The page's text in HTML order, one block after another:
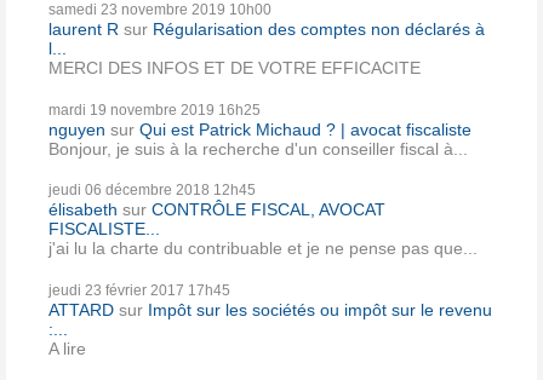
samedi 23 novembre 2019 10h00
laurent R sur Régularisation des comptes non déclarés à
l...
MERCI DES INFOS ET DE VOTRE EFFICACITE
mardi 19 novembre 2019 16h25
nguyen sur Qui est Patrick Michaud ? | avocat fiscaliste
Bonjour, je suis à la recherche d'un conseiller fiscal à...
jeudi 06 décembre 2018 12h45
élisabeth sur CONTRÔLE FISCAL, AVOCAT
FISCALISTE...
j'ai lu la charte du contribuable et je ne pense pas que...
jeudi 23 février 2017 17h45
ATTARD sur Impôt sur les sociétés ou impôt sur le revenu
:...
A lire